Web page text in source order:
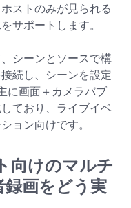
ストのみが見られる
サポートします。
シーンとソースで構
続し、シーンを設定
に画面＋カメラバブ
ており、ライブイベ
ョン向けです。
向けのマルチ
画をどう実